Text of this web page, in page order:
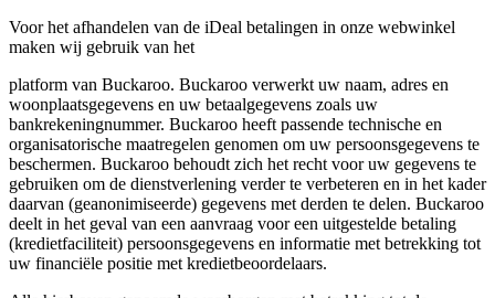
Voor het afhandelen van de iDeal betalingen in onze webwinkel
maken wij gebruik van het
platform van Buckaroo. Buckaroo verwerkt uw naam, adres en
woonplaatsgegevens en uw betaalgegevens zoals uw
bankrekeningnummer. Buckaroo heeft passende technische en
organisatorische maatregelen genomen om uw persoonsgegevens te
beschermen. Buckaroo behoudt zich het recht voor uw gegevens te
gebruiken om de dienstverlening verder te verbeteren en in het kader
daarvan (geanonimiseerde) gegevens met derden te delen. Buckaroo
deelt in het geval van een aanvraag voor een uitgestelde betaling
(kredietfaciliteit) persoonsgegevens en informatie met betrekking tot
uw financiële positie met kredietbeoordelaars.